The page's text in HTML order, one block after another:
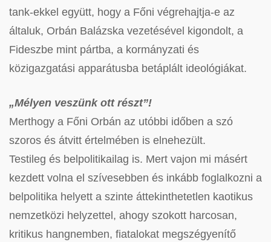
tank-ekkel együtt, hogy a Főni végrehajtja-e az
általuk, Orbán Balázska vezetésével kigondolt, a
Fideszbe mint pártba, a kormányzati és
közigazgatási apparátusba betáplált ideológiákat.
„Mélyen veszünk ott részt”!
Merthogy a Főni Orbán az utóbbi időben a szó
szoros és átvitt értelmében is elnehezült.
Testileg és belpolitikailag is. Mert vajon mi másért
kezdett volna el szívesebben és inkább foglalkozni a
belpolitika helyett a szinte áttekinthetetlen kaotikus
nemzetközi helyzettel, ahogy szokott harcosan,
kritikus hangnemben, fiatalokat megszégyenítő